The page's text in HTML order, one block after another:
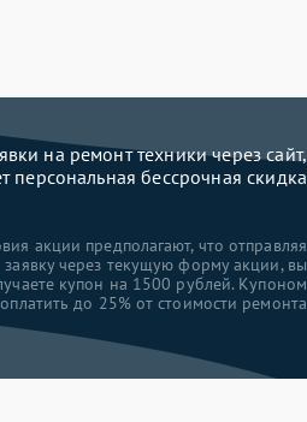
на ремонт техники через сайт,
персональная бессрочная скидка
акции предполагают, что отправляя
заявку через текущую форму акции, вы
купон на 1500 рублей. Купоном
до 25% от стоимости ремонта